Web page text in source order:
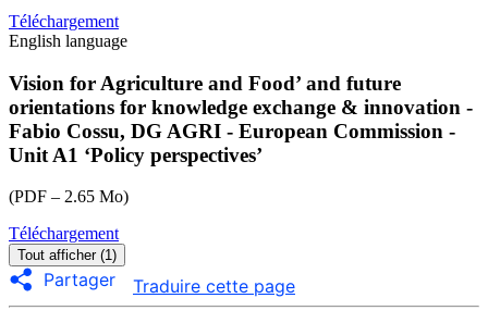
ambar.pdf
Téléchargement
cap-
sem-
onfarmdemos-
importance-
of-
facilitation-
support-
laure-
English language
Vision for Agriculture and Food’ and future
orientations for knowledge exchange & innovation -
Fabio Cossu, DG AGRI - European Commission -
Unit A1 ‘Policy perspectives’
(PDF – 2.65 Mo)
Téléchargement
cap-
network-
sem-
onfarmdemos-
Tout afficher (1)
Partager Traduire cette page